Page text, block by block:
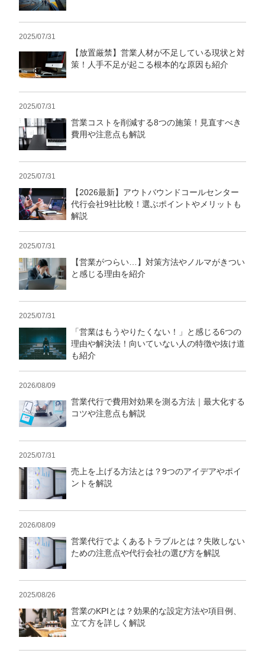
2025/07/31
【放置厳禁】営業人材が不足している現状と対
策！人手不足が起こる根本的な原因も紹介
2025/07/31
営業コストを削減する8つの施策！見直すべき
費用や注意点も解説
2025/07/31
【2026最新】アウトバウンドコールセンター
代行会社9社比較！選ぶポイントやメリットも
解説
2025/07/31
【営業がつらい…】対策方法やノルマがきつい
と感じる理由を紹介
2025/07/31
「営業はもうやりたくない！」と感じる6つの
理由や解決法！向いていない人の特徴や抜け道
も紹介
2026/08/09
営業代行で費用対効果を測る方法｜最大化する
コツや注意点も解説
2025/07/31
売上を上げる方法とは？9つのアイデアやポイ
ントを解説
2026/08/09
営業代行でよくあるトラブルとは？失敗しない
ための注意点や代行会社の選び方を解説
2025/08/26
営業のKPIとは？効果的な設定方法や項目例、
立て方を詳しく解説